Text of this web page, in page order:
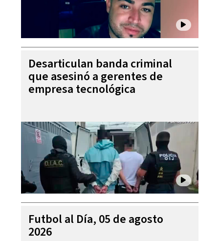
Desarticulan banda criminal
que asesinó a gerentes de
empresa tecnológica
Futbol al Día, 05 de agosto
2026